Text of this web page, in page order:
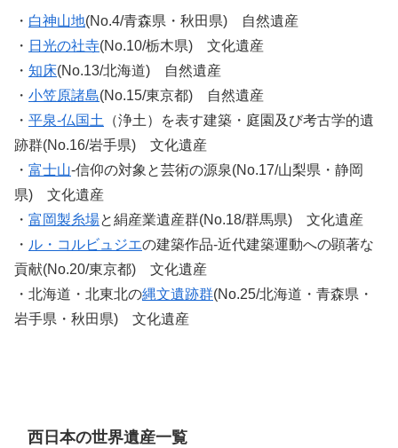
・ 白神山地(No.4/青森県・秋田県) 自然遺産
・ 日光の社寺(No.10/栃木県) 文化遺産
・ 知床(No.13/北海道) 自然遺産
・ 小笠原諸島(No.15/東京都) 自然遺産
・ 平泉‐仏国土
（浄土）を表す建築・庭園及び考古学的遺
跡群(No.16/岩手県) 文化遺産
・ 富士山‐信仰の対象と芸術の源泉(No.17/山梨県・静岡
県) 文化遺産
・ 富岡製糸場と絹産業遺産群(No.18/群馬県) 文化遺産
・ ル・コルビュジエの建築作品‐近代建築運動への顕著な
貢献(No.20/東京都) 文化遺産
・北海道・北東北の縄文遺跡群(No.25/北海道・青森県・
岩手県・秋田県) 文化遺産
西日本の世界遺産一覧